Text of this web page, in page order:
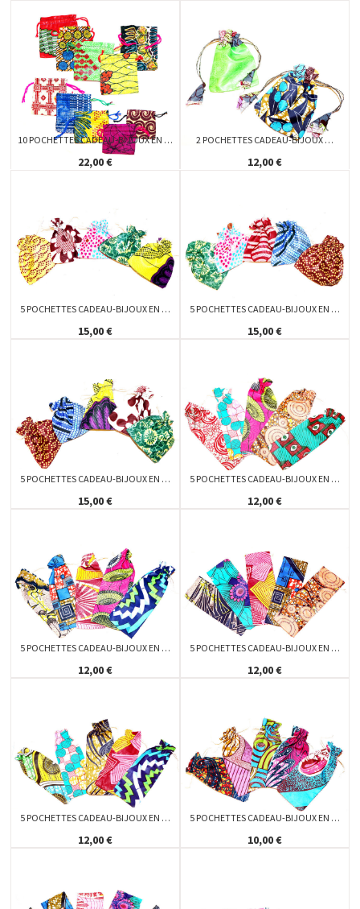
10 POCHETTES CADEAU-BIJOUX EN …
22,00 €
2 POCHETTES CADEAU-BIJOUX …
12,00 €
5 POCHETTES CADEAU-BIJOUX EN …
15,00 €
5 POCHETTES CADEAU-BIJOUX EN …
15,00 €
5 POCHETTES CADEAU-BIJOUX EN …
15,00 €
5 POCHETTES CADEAU-BIJOUX EN …
12,00 €
5 POCHETTES CADEAU-BIJOUX EN …
12,00 €
5 POCHETTES CADEAU-BIJOUX EN …
12,00 €
5 POCHETTES CADEAU-BIJOUX EN …
12,00 €
5 POCHETTES CADEAU-BIJOUX EN …
10,00 €